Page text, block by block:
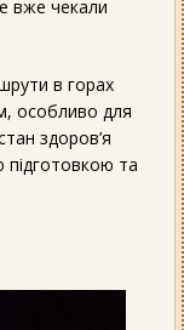
вже чекали
в горах
особливо для
здоров’я
підготовкою та